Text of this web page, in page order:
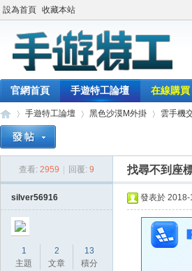
設為首頁 收藏本站
官網首頁 手遊特工論壇 在線購買
手遊特工論壇
›
黑色沙漠M外掛
›
雲手機
查看: 2959 回覆: 9 找尋不到座
silver56916
1
主題
2
文章
13
積分
發表於